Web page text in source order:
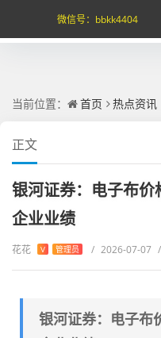
当前位置： 首页 热点资讯
正文
银河证券：电子布
企业业绩
花花 V 管理员 / 2026-07-07 /
银河证券：电子布
微信号： bbkk4404